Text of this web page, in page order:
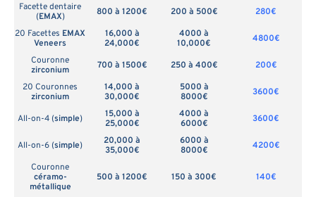
Facette dentaire
(EMAX) 800 à 1200€ 200 à 500€
280€
20 Facettes EMAX
Veneers
16,000 à
24,000€
4000 à
10,000€
4800€
Couronne
zirconium
700 à 1500€ 250 à 400€
200€
20 Couronnes
zirconium
14,000 à
30,000€
5000 à
8000€
3600€
All-on-4 (simple)
15,000 à
25,000€
4000 à
6000€
3600€
All-on-6 (simple)
20,000 à
35,000€
6000 à
8000€
4200€
Couronne
céramo-
métallique
500 à 1200€ 150 à 300€ 140€